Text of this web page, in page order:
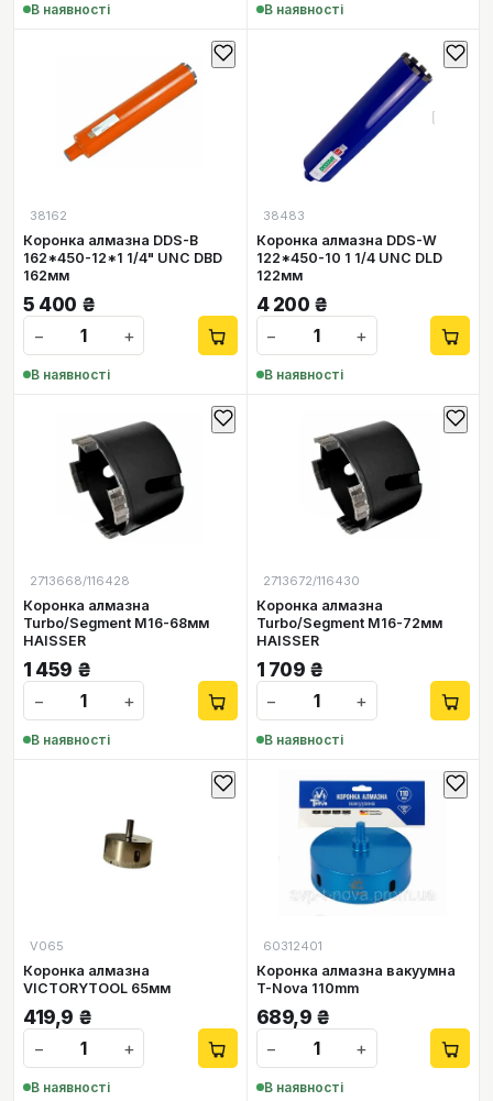
В наявності В наявності
38162
Коронка алмазна DDS-B
162*450-12*1 1/4" UNC DBD
162мм
5 400 ₴
−
+
В наявності
38483
Коронка алмазна DDS-W
122*450-10 1 1/4 UNC DLD
122мм
4 200 ₴
−
+
В наявності
2713668/116428
Коронка алмазна
Turbo/Segment М16-68мм
HAISSER
1 459 ₴
−
+
В наявності
2713672/116430
Коронка алмазна
Turbo/Segment М16-72мм
HAISSER
1 709 ₴
−
+
В наявності
V065
Коронка алмазна
VICTORYTOOL 65мм
419,9 ₴
−
+
В наявності
60312401
Коронка алмазна вакуумна
T-Nova 110mm
689,9 ₴
−
+
В наявності